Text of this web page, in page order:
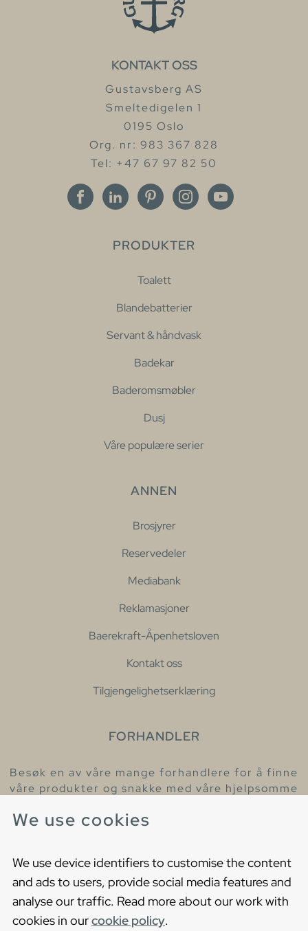
We use cookies
We use device identifiers to customise the content
and ads to users, provide social media features and
analyse our traffic. Read more about our work with
cookies in ourcookie policy.
KONTAKT OSS
Gustavsberg AS
Smeltedigelen 1
0195 Oslo
Org. nr: 983 367 828
Tel: +47 67 97 82 50
PRODUKTER
Toalett
Blandebatterier
Servant & håndvask
Badekar
Baderomsmøbler
Dusj
Våre populære serier
ANNEN
Brosjyrer
Reservedeler
Mediabank
Reklamasjoner
Baerekraft-Åpenhetsloven
Kontakt oss
Tilgjengelighetserklæring
FORHANDLER
Besøk en av våre mange forhandlere for å finne
våre produkter og snakke med våre hjelpsomme